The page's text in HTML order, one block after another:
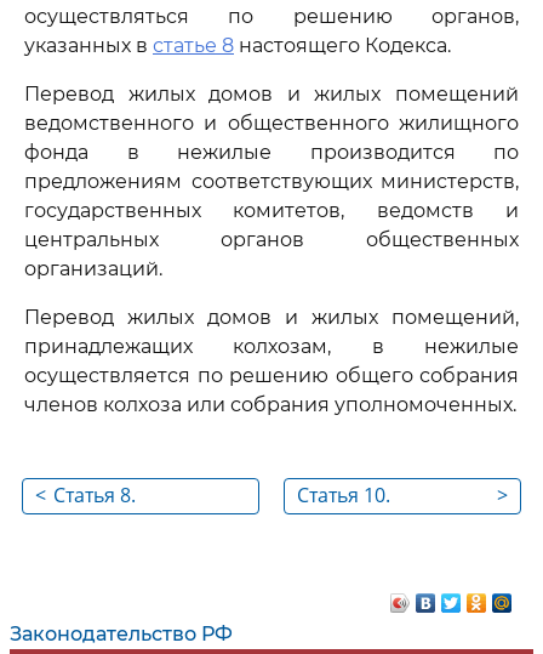
Законодательство РФ
осуществляться по решению органов,
указанных в статье 8 настоящего Кодекса.
Перевод жилых домов и жилых помещений
ведомственного и общественного жилищного
фонда в нежилые производится по
предложениям соответствующих министерств,
государственных комитетов, ведомств и
центральных органов общественных
организаций.
Перевод жилых домов и жилых помещений,
принадлежащих колхозам, в нежилые
осуществляется по решению общего собрания
членов колхоза или собрания уполномоченных.
< Статья 8.
жилых помещений
>
Статья 10.